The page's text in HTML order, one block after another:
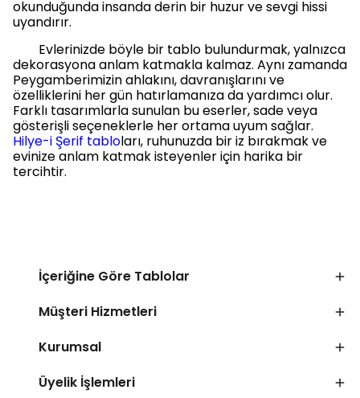
okunduğunda insanda derin bir huzur ve sevgi hissi
uyandırır.
Evlerinizde böyle bir tablo bulundurmak, yalnızca
dekorasyona anlam katmakla kalmaz. Aynı zamanda
Peygamberimizin ahlakını, davranışlarını ve
özelliklerini her gün hatırlamanıza da yardımcı olur.
Farklı tasarımlarla sunulan bu eserler, sade veya
gösterişli seçeneklerle her ortama uyum sağlar.
Hilye-i Şerif tabloları, ruhunuzda bir iz bırakmak ve
evinize anlam katmak isteyenler için harika bir
tercihtir.
İçeriğine Göre Tablolar
Müşteri Hizmetleri
Kurumsal
Üyelik İşlemleri